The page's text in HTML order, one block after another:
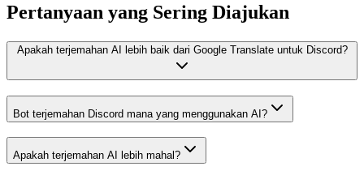
Pertanyaan yang Sering Diajukan
Apakah terjemahan AI lebih baik dari Google Translate untuk Discord?
Bot terjemahan Discord mana yang menggunakan AI?
Apakah terjemahan AI lebih mahal?